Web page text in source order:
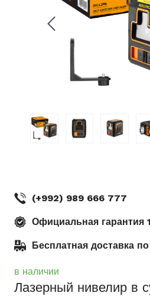
Рудаки 11 Шоурум DEKO
(кинотеатр Ватан) г. Душанбе
(+992) 989 666 777
Официальная гарантия
Бесплатная доставка
в наличии
Лазерный нивелир в